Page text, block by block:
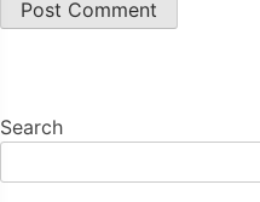
Search